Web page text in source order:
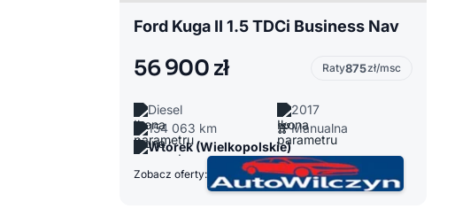
Ford Kuga II 1.5 TDCi Business Nav
56 900 zł Raty875zł/msc
Diesel
2017
154 063 km
Manualna
Wtórek (Wielkopolskie)
Zobacz oferty: